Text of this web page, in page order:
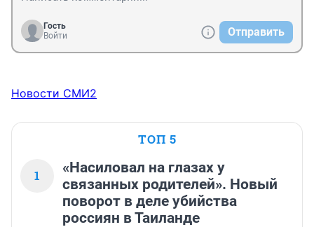
Гость
Войти
Отправить
Новости СМИ2
ТОП 5
1
«Насиловал на глазах у
связанных родителей». Новый
поворот в деле убийства
россиян в Таиланде